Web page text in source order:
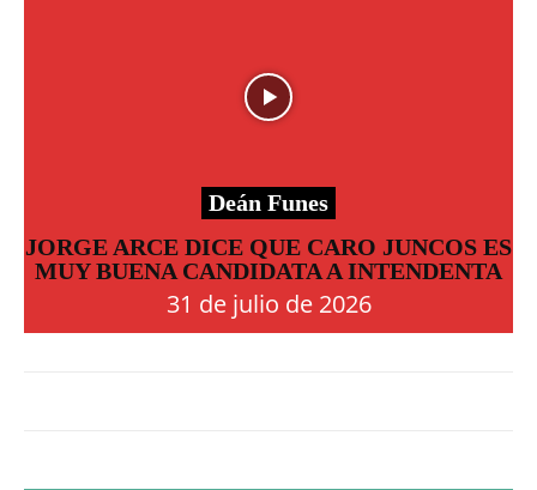
Deán Funes
JORGE ARCE DICE QUE CARO JUNCOS ES
MUY BUENA CANDIDATA A INTENDENTA
31 de julio de 2026